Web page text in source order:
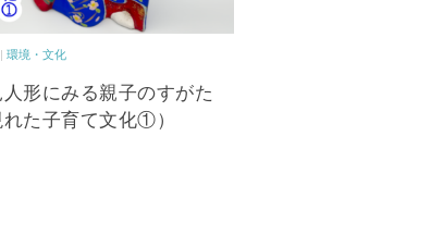
|環境・文化
形にみる親子のすがた
れた子育て文化①）